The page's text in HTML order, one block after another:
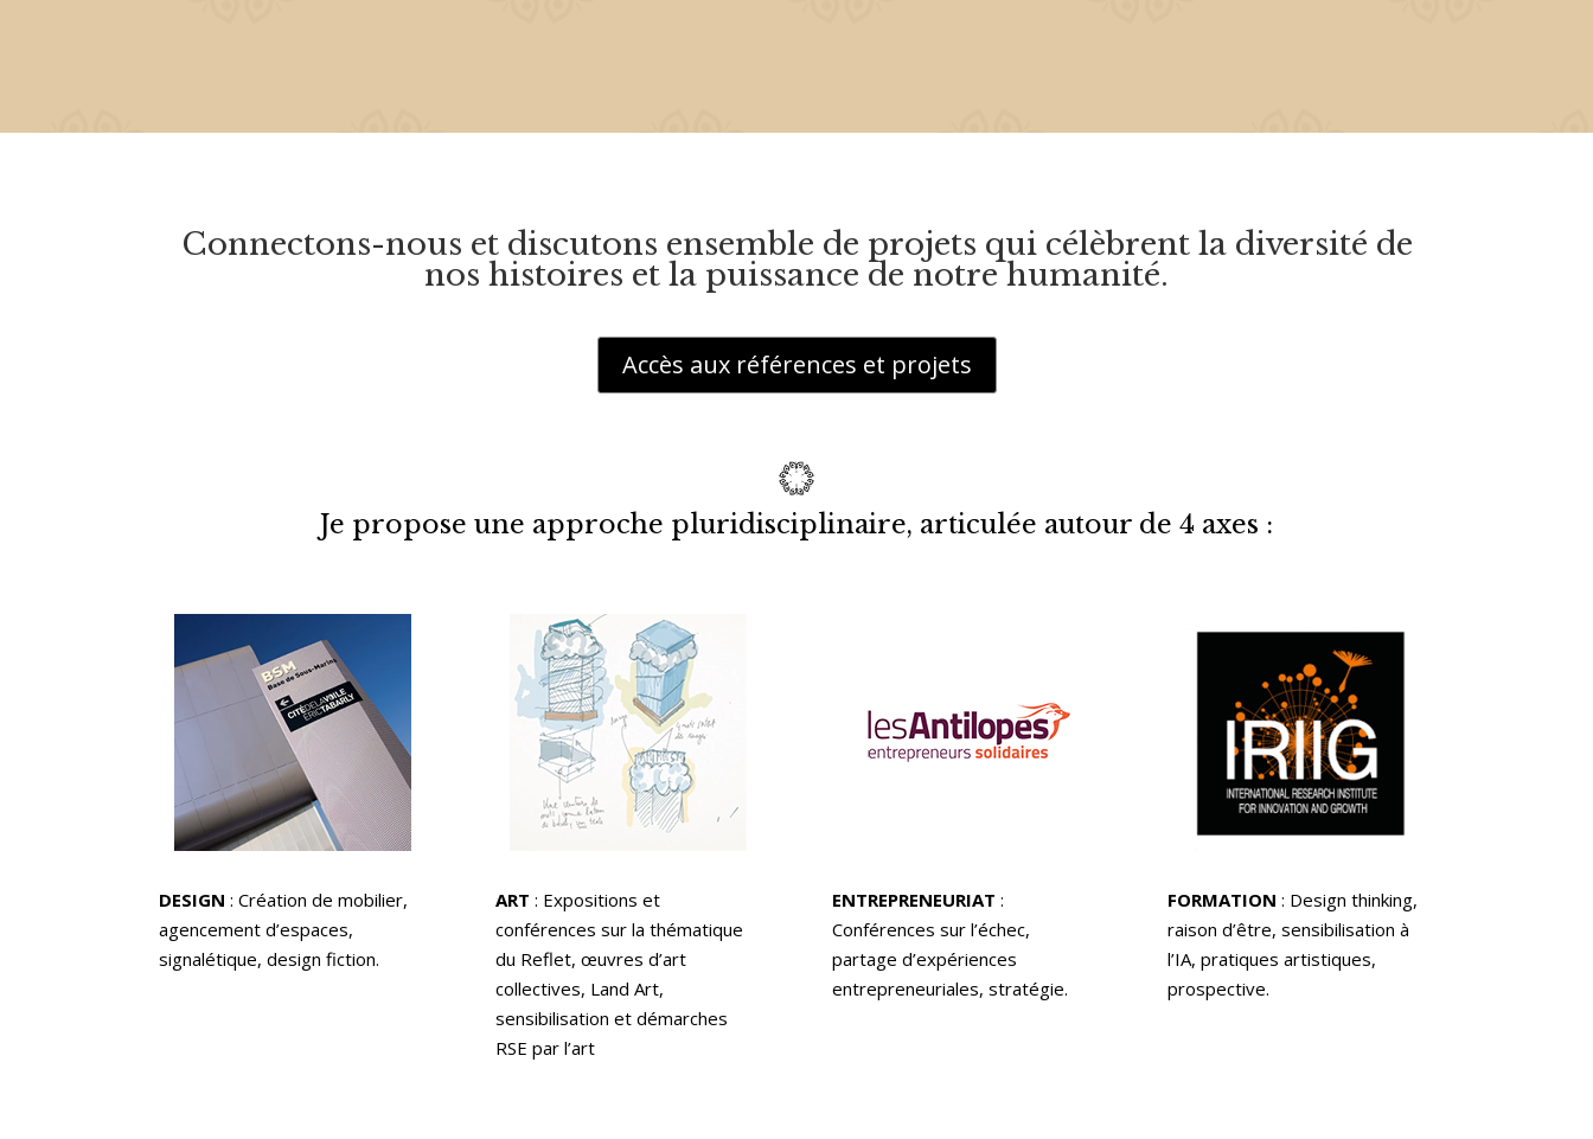
Connectons-nous et discutons ensemble de projets qui célèbrent la diversité de
nos histoires et la puissance de notre humanité.
Accès aux références et projets
Je propose une approche pluridisciplinaire, articulée autour de 4 axes :
DESIGN : Création de mobilier,
agencement d’espaces,
signalétique, design fiction.
ART : Expositions et
conférences sur la thématique
du Reflet, œuvres d’art
collectives, Land Art,
sensibilisation et démarches
RSE par l’art
ENTREPRENEURIAT :
Conférences sur l’échec,
partage d’expériences
entrepreneuriales, stratégie.
FORMATION : Design thinking,
raison d’être, sensibilisation à
l’IA, pratiques artistiques,
prospective.